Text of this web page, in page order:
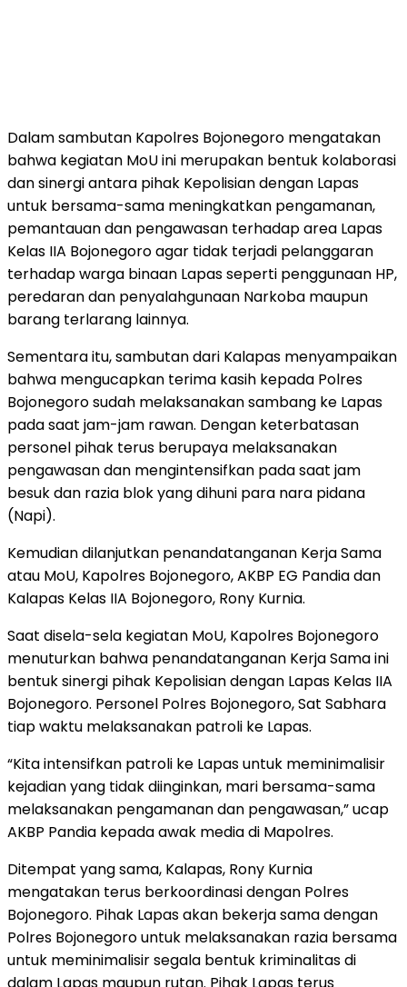
Dalam sambutan Kapolres Bojonegoro mengatakan
bahwa kegiatan MoU ini merupakan bentuk kolaborasi
dan sinergi antara pihak Kepolisian dengan Lapas
untuk bersama-sama meningkatkan pengamanan,
pemantauan dan pengawasan terhadap area Lapas
Kelas IIA Bojonegoro agar tidak terjadi pelanggaran
terhadap warga binaan Lapas seperti penggunaan HP,
peredaran dan penyalahgunaan Narkoba maupun
barang terlarang lainnya.
Sementara itu, sambutan dari Kalapas menyampaikan
bahwa mengucapkan terima kasih kepada Polres
Bojonegoro sudah melaksanakan sambang ke Lapas
pada saat jam-jam rawan. Dengan keterbatasan
personel pihak terus berupaya melaksanakan
pengawasan dan mengintensifkan pada saat jam
besuk dan razia blok yang dihuni para nara pidana
(Napi).
Kemudian dilanjutkan penandatanganan Kerja Sama
atau MoU, Kapolres Bojonegoro, AKBP EG Pandia dan
Kalapas Kelas IIA Bojonegoro, Rony Kurnia.
Saat disela-sela kegiatan MoU, Kapolres Bojonegoro
menuturkan bahwa penandatanganan Kerja Sama ini
bentuk sinergi pihak Kepolisian dengan Lapas Kelas IIA
Bojonegoro. Personel Polres Bojonegoro, Sat Sabhara
tiap waktu melaksanakan patroli ke Lapas.
“Kita intensifkan patroli ke Lapas untuk meminimalisir
kejadian yang tidak diinginkan, mari bersama-sama
melaksanakan pengamanan dan pengawasan,” ucap
AKBP Pandia kepada awak media di Mapolres.
Ditempat yang sama, Kalapas, Rony Kurnia
mengatakan terus berkoordinasi dengan Polres
Bojonegoro. Pihak Lapas akan bekerja sama dengan
Polres Bojonegoro untuk melaksanakan razia bersama
untuk meminimalisir segala bentuk kriminalitas di
dalam Lapas maupun rutan. Pihak Lapas terus